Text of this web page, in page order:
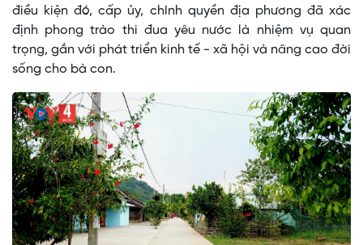
điều kiện đó, cấp ủy, chính quyền địa phương đã xác
định phong trào thi đua yêu nước là nhiệm vụ quan
trọng, gắn với phát triển kinh tế - xã hội và nâng cao đời
sống cho bà con.